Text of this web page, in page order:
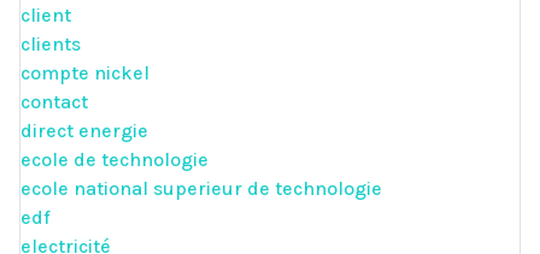
client
clients
compte nickel
contact
direct energie
ecole de technologie
ecole national superieur de technologie
edf
electricité